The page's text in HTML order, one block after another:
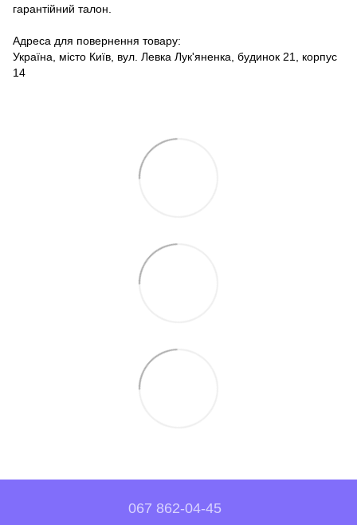
гарантійний талон.
Адреса для повернення товару:
Україна, місто Київ, вул. Левка Лук'яненка, будинок 21, корпус
14
067 862-04-45